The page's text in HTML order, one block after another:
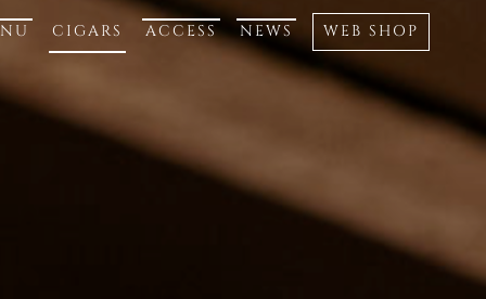
CIGARS ACCESS NEWS WEB SHOP